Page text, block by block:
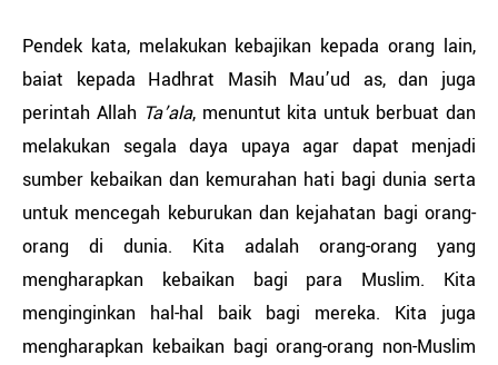
Pendek kata, melakukan kebajikan kepada orang lain,
baiat kepada Hadhrat Masih Mau’ud as, dan juga
perintah Allah Ta’ala, menuntut kita untuk berbuat dan
melakukan segala daya upaya agar dapat menjadi
sumber kebaikan dan kemurahan hati bagi dunia serta
untuk mencegah keburukan dan kejahatan bagi orang-
orang di dunia. Kita adalah orang-orang yang
mengharapkan kebaikan bagi para Muslim. Kita
menginginkan hal-hal baik bagi mereka. Kita juga
mengharapkan kebaikan bagi orang-orang non-Muslim